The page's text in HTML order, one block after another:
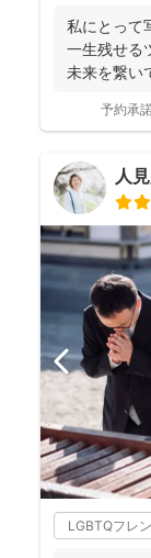
私にとって
一生残せる
未来を繋い
予約承
人
LGBTQフレ